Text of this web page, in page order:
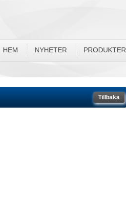
HEM NYHETER PRODUKTER
Tillbaka